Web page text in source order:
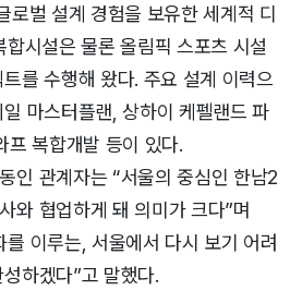
벌 설계 경험을 보유한 세계적 디
합시설은 물론 올림픽 스포츠 시설
를 수행해 왔다. 주요 설계 이력으
마스터플랜, 상하이 케펠랜드 파
프 복합개발 등이 있다.
인 관계자는 “서울의 중심인 한남2
와 협업하게 돼 의미가 크다”며
이루는, 서울에서 다시 보기 어려
하겠다”고 말했다.